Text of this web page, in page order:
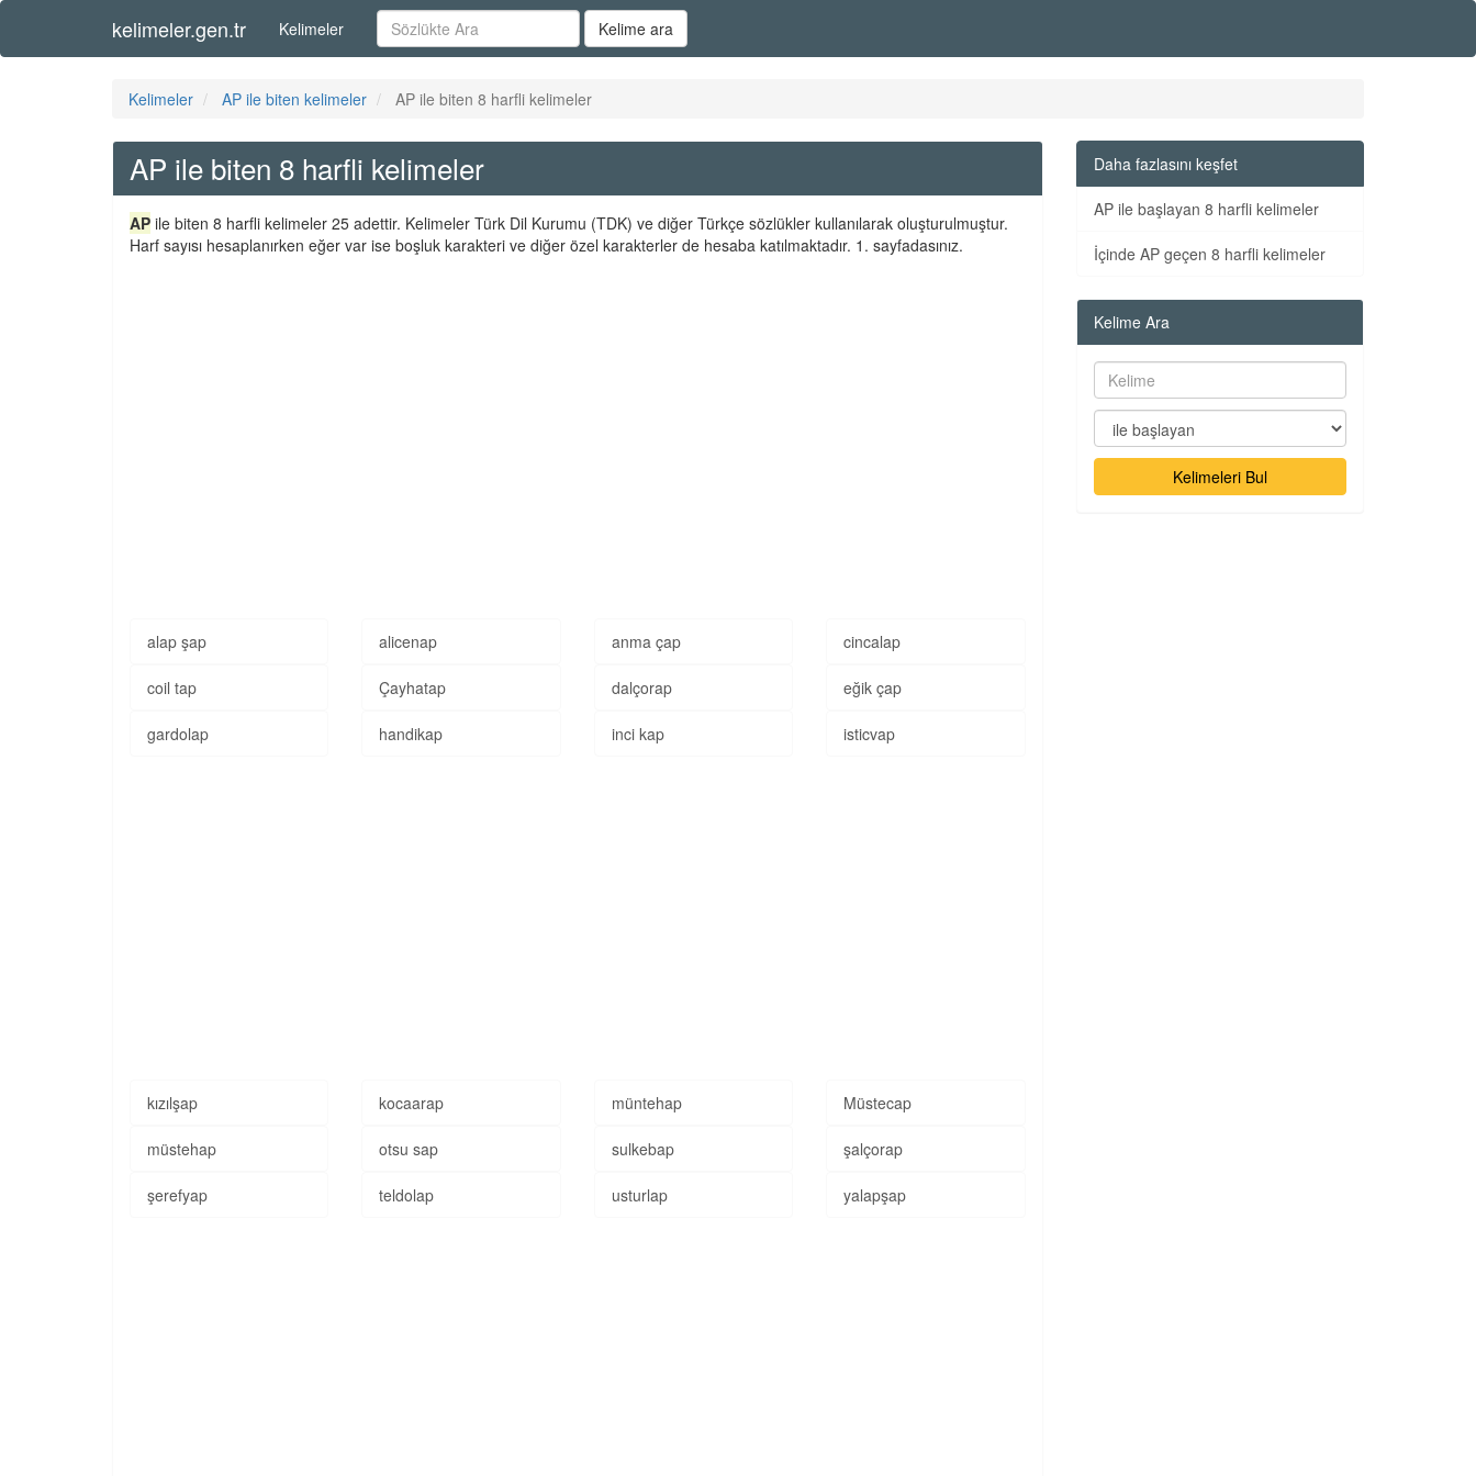
kelimeler.gen.tr Kelimeler Kelime ara
Kelimeler AP ile biten kelimeler AP ile biten 8 harfli kelimeler
AP ile biten 8 harfli kelimeler
AP ile biten 8 harfli kelimeler 25 adettir. Kelimeler Türk Dil Kurumu (TDK) ve diğer Türkçe sözlükler kullanılarak oluşturulmuştur.
Harf sayısı hesaplanırken eğer var ise boşluk karakteri ve diğer özel karakterler de hesaba katılmaktadır. 1. sayfadasınız.
alap şap alicenap anma çap cincalap
coil tap Çayhatap dalçorap eğik çap
gardolap handikap inci kap isticvap
kızılşap kocaarap müntehap Müstecap
müstehap otsu sap sulkebap şalçorap
şerefyap teldolap usturlap yalapşap
Daha fazlasını keşfet
AP ile başlayan 8 harfli kelimeler
İçinde AP geçen 8 harfli kelimeler
Kelime Ara
Kelimeleri Bul